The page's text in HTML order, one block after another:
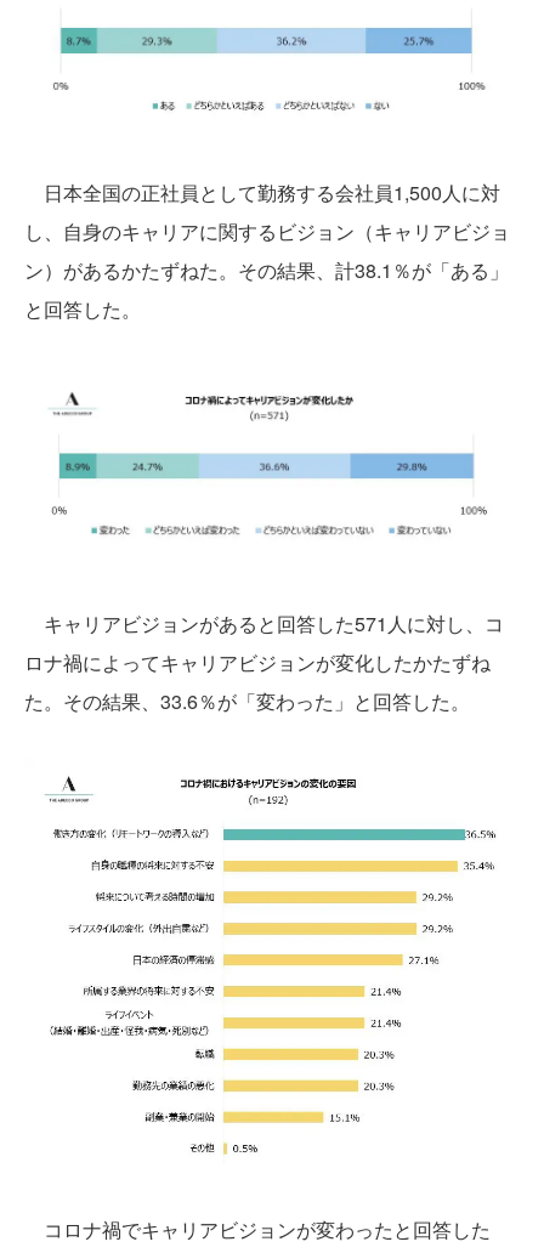
日本全国の正社員として勤務する会社員1,500人に対
し、自身のキャリアに関するビジョン（キャリアビジョ
ン）があるかたずねた。その結果、計38.1％が「ある」
と回答した。
キャリアビジョンがあると回答した571人に対し、コ
ロナ禍によってキャリアビジョンが変化したかたずね
た。その結果、33.6％が「変わった」と回答した。
コロナ禍でキャリアビジョンが変わったと回答した